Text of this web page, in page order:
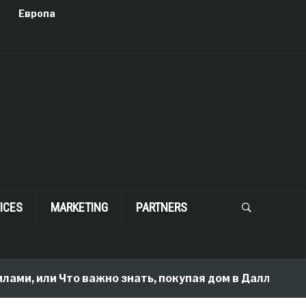
Европа
MARKETING PARTNERS
Что важно знать, покупая дом в Далласе